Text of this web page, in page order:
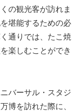
の観光客が訪れま
堪能するための必
通りでは、たこ焼
楽しむことができ
バーサル・スタジ
博を訪れた際に、